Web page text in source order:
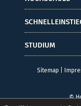
STUDIUM
Sitemap|
©